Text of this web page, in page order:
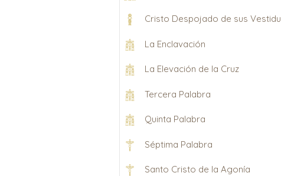
Cristo Despojado de sus
La Enclavación
La Elevación de la Cruz
Tercera Palabra
Quinta Palabra
Séptima Palabra
Santo Cristo de la Agonía